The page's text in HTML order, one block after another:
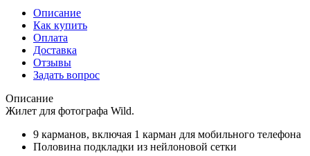
Описание
Как купить
Оплата
Доставка
Отзывы
Задать вопрос
Описание
Жилет для фотографа Wild.
9 карманов, включая 1 карман для мобильного телефона
Половина подкладки из нейлоновой сетки